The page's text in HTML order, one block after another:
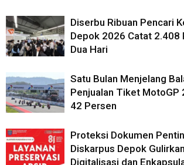
Diserbu Ribuan Pencari
Depok 2026 Catat 2.408
Dua Hari
Satu Bulan Menjelang
Penjualan Tiket MotoGP
42 Persen
Proteksi Dokumen
Diskarpus Depok
Digitalisasi dan